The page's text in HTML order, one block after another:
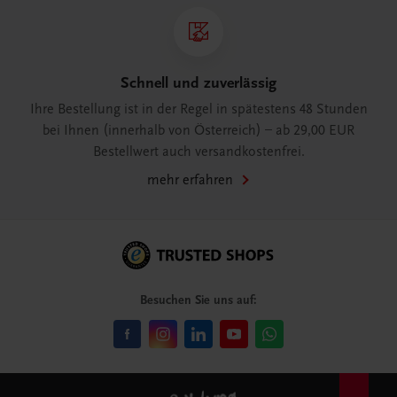
Schnell und zuverlässig
Ihre Bestellung ist in der Regel in spätestens 48 Stunden
bei Ihnen (innerhalb von Österreich) – ab 29,00 EUR
Bestellwert auch versandkostenfrei.
mehr erfahren
Besuchen Sie uns auf: